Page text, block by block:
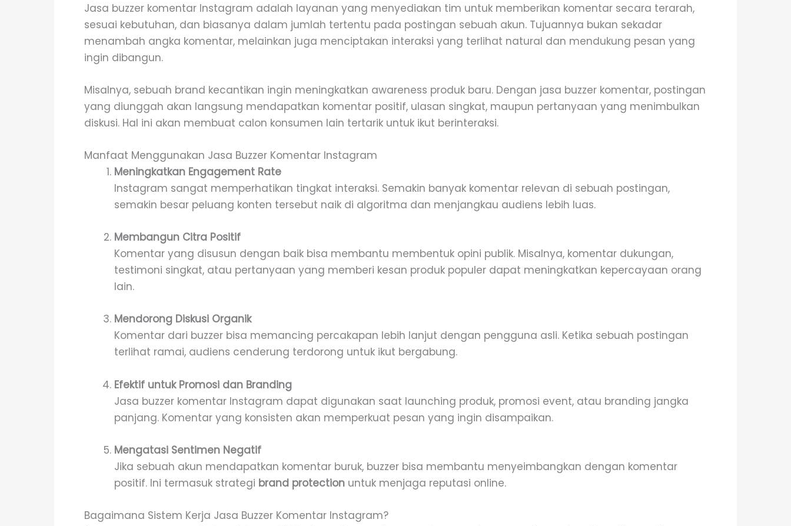
Jasa buzzer komentar Instagram adalah layanan yang menyediakan tim untuk memberikan komentar secara terarah,
sesuai kebutuhan, dan biasanya dalam jumlah tertentu pada postingan sebuah akun. Tujuannya bukan sekadar
menambah angka komentar, melainkan juga menciptakan interaksi yang terlihat natural dan mendukung pesan yang
ingin dibangun.
Misalnya, sebuah brand kecantikan ingin meningkatkan awareness produk baru. Dengan jasa buzzer komentar, postingan
yang diunggah akan langsung mendapatkan komentar positif, ulasan singkat, maupun pertanyaan yang menimbulkan
diskusi. Hal ini akan membuat calon konsumen lain tertarik untuk ikut berinteraksi.
Manfaat Menggunakan Jasa Buzzer Komentar Instagram
Meningkatkan Engagement Rate
Instagram sangat memperhatikan tingkat interaksi. Semakin banyak komentar relevan di sebuah postingan,
semakin besar peluang konten tersebut naik di algoritma dan menjangkau audiens lebih luas.
Membangun Citra Positif
Komentar yang disusun dengan baik bisa membantu membentuk opini publik. Misalnya, komentar dukungan,
testimoni singkat, atau pertanyaan yang memberi kesan produk populer dapat meningkatkan kepercayaan orang
lain.
Mendorong Diskusi Organik
Komentar dari buzzer bisa memancing percakapan lebih lanjut dengan pengguna asli. Ketika sebuah postingan
terlihat ramai, audiens cenderung terdorong untuk ikut bergabung.
Efektif untuk Promosi dan Branding
Jasa buzzer komentar Instagram dapat digunakan saat launching produk, promosi event, atau branding jangka
panjang. Komentar yang konsisten akan memperkuat pesan yang ingin disampaikan.
Mengatasi Sentimen Negatif
Jika sebuah akun mendapatkan komentar buruk, buzzer bisa membantu menyeimbangkan dengan komentar
positif. Ini termasuk strategi brand protection untuk menjaga reputasi online.
Bagaimana Sistem Kerja Jasa Buzzer Komentar Instagram?